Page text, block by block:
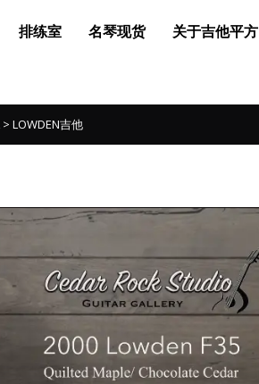
排练室 名琴现货 关于吉他平方
> LOWDEN吉他